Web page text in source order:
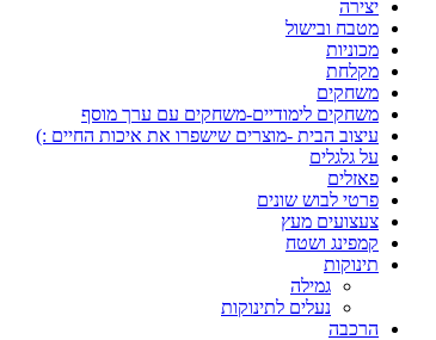
יצירה
מטבח ובישול
מכוניות
מקלחת
משחקים
משחקים לימודיים-משחקים עם ערך מוסף
עיצוב הבית -מוצרים שישפרו את איכות החיים :)
על גלגלים
פאזלים
פרטי לבוש שונים
צעצועים מעץ
קמפינג ושטח
תינוקות
גמילה
נעלים לתינוקות
הרכבה